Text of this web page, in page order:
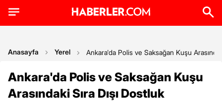
Anasayfa Yerel Ankara'da Polis ve Saksağan Kuşu
Ankara'da Polis ve Saksağan Kuşu
Arasındaki Sıra Dışı Dostluk